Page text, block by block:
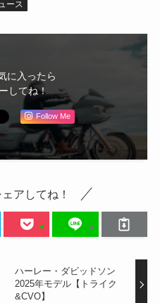
ース
に入ったら
してね！
Follow Me
アしてね！
ハーレー・ダビッドソン
2025年モデル【トライク
&CVO】